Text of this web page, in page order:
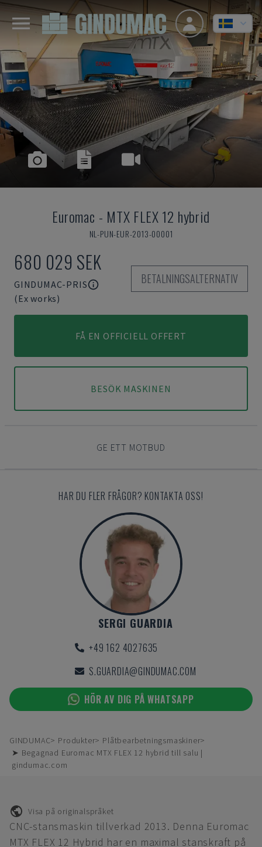
Euromac - MTX FLEX 12 hybrid
NL-PUN-EUR-2013-00001
680 029 SEK
GINDUMAC-PRIS
(Ex works)
BETALNINGSALTERNATIV
FÅ EN OFFICIELL OFFERT
BESÖK MASKINEN
GE ETT MOTBUD
HAR DU FLER FRÅGOR? KONTAKTA OSS!
SERGI GUARDIA
+49 162 4027635
S.GUARDIA@GINDUMAC.COM
HÖR AV DIG PÅ WHATSAPP
GINDUMAC Produkter
Plåtbearbetningsmaskiner
➤ Begagnad Euromac MTX FLEX 12 hybrid till salu |
gindumac.com
Visa på originalspråket
CNC-stansmaskin tillverkad 2013. Denna Euromac
MTX FLEX 12 Hybrid har en maximal stanskraft på